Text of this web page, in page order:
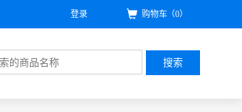
购物车（0）
登录
搜索